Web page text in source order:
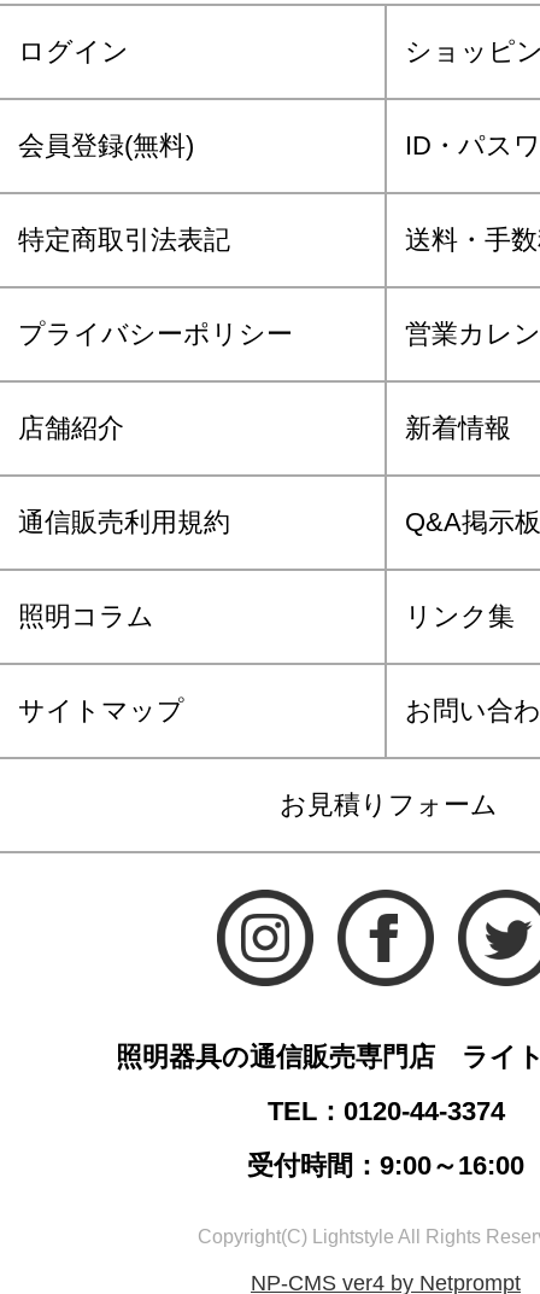
ログイン ショッピ
会員登録(無料) ID・パス
特定商取引法表記 送料・手
プライバシーポリシー 営業カレ
店舗紹介 新着情報
通信販売利用規約 Q&A掲示板
照明コラム リンク集
サイトマップ お問い合
お見積りフォーム
照明器具の通信販売専門店 ライ
TEL：0120-44-3374
受付時間：9:00～16:00
Copyright(C) Lightstyle All Rights
NP-CMS ver4 by Netprompt